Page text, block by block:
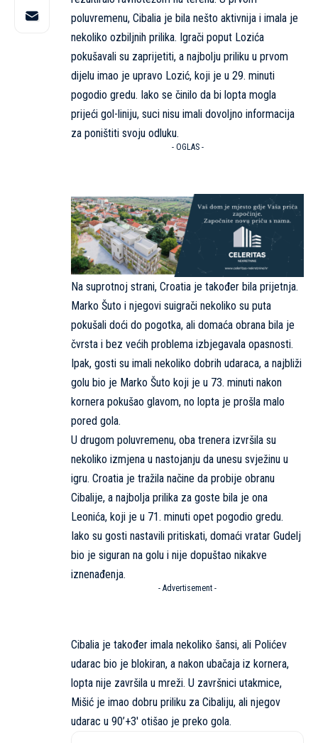
poluvremenu, Cibalia je bila nešto aktivnija i imala je
nekoliko ozbiljnih prilika. Igrači poput Lozića
pokušavali su zaprijetiti, a najbolju priliku u prvom
dijelu imao je upravo Lozić, koji je u 29. minuti
pogodio gredu. Iako se činilo da bi lopta mogla
prijeći gol-liniju, suci nisu imali dovoljno informacija
za poništiti svoju odluku.
- OGLAS -
Na suprotnoj strani, Croatia je također bila prijetnja.
Marko Šuto i njegovi suigrači nekoliko su puta
pokušali doći do pogotka, ali domaća obrana bila je
čvrsta i bez većih problema izbjegavala opasnosti.
Ipak, gosti su imali nekoliko dobrih udaraca, a najbliži
golu bio je Marko Šuto koji je u 73. minuti nakon
kornera pokušao glavom, no lopta je prošla malo
pored gola.
U drugom poluvremenu, oba trenera izvršila su
nekoliko izmjena u nastojanju da unesu svježinu u
igru. Croatia je tražila načine da probije obranu
Cibalije, a najbolja prilika za goste bila je ona
Leonića, koji je u 71. minuti opet pogodio gredu.
Iako su gosti nastavili pritiskati, domaći vratar Gudelj
bio je siguran na golu i nije dopuštao nikakve
iznenađenja.
- Advertisement -
Cibalia je također imala nekoliko šansi, ali Polićev
udarac bio je blokiran, a nakon ubačaja iz kornera,
lopta nije završila u mreži. U završnici utakmice,
Mišić je imao dobru priliku za Cibaliju, ali njegov
udarac u 90’+3′ otišao je preko gola.